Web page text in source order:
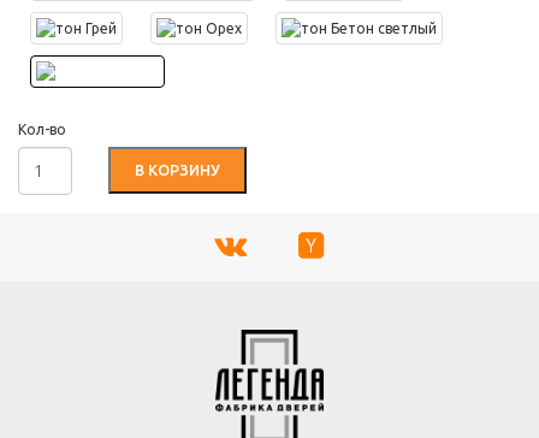
Кол-во
В КОРЗИНУ